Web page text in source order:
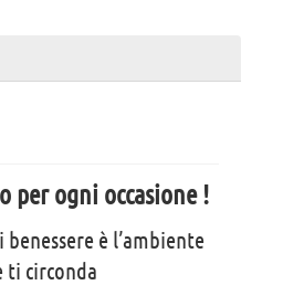
per ogni occasione !
è l’ambiente
ti circonda